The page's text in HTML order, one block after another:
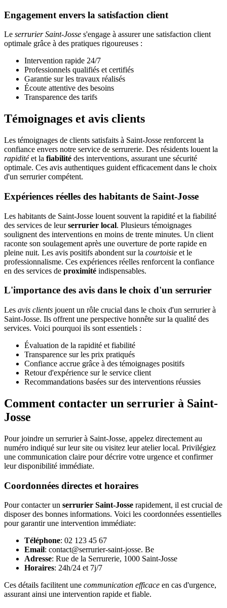
Engagement envers la satisfaction client
Le serrurier Saint-Josse s'engage à assurer une satisfaction client
optimale grâce à des pratiques rigoureuses :
Intervention rapide 24/7
Professionnels qualifiés et certifiés
Garantie sur les travaux réalisés
Écoute attentive des besoins
Transparence des tarifs
Témoignages et avis clients
Les témoignages de clients satisfaits à Saint-Josse renforcent la
confiance envers notre service de serrurerie. Des résidents louent la
rapiditéet la fiabilité des interventions, assurant une sécurité
optimale. Ces avis authentiques guident efficacement dans le choix
d'un serrurier compétent.
Expériences réelles des habitants de Saint-Josse
Les habitants de Saint-Josse louent souvent la rapidité et la fiabilité
des services de leurserrurier local. Plusieurs témoignages
soulignent des interventions en moins de trente minutes. Un client
raconte son soulagement après une ouverture de porte rapide en
pleine nuit. Les avis positifs abondent sur la courtoisie et le
professionnalisme. Ces expériences réelles renforcent la confiance
en des services de proximité indispensables.
L'importance des avis dans le choix d'un serrurier
Les avis clients jouent un rôle crucial dans le choix d'un serrurier à
Saint-Josse. Ils offrent une perspective honnête sur la qualité des
services. Voici pourquoi ils sont essentiels :
Évaluation de la rapidité et fiabilité
Transparence sur les prix pratiqués
Confiance accrue grâce à des témoignages positifs
Retour d'expérience sur le service client
Recommandations basées sur des interventions réussies
Comment contacter un serrurier à Saint-
Josse
Pour joindre un serrurier à Saint-Josse, appelez directement au
numéro indiqué sur leur site ou visitez leur atelier local. Privilégiez
une communication claire pour décrire votre urgence et confirmer
leur disponibilité immédiate.
Coordonnées directes et horaires
Pour contacter un serrurier Saint-Josse rapidement, il est crucial de
disposer des bonnes informations. Voici les coordonnées essentielles
pour garantir une intervention immédiate:
Téléphone: 02 123 45 67
Email: contact@serrurier-saint-josse. Be
Adresse: Rue de la Serrurerie, 1000 Saint-Josse
Horaires: 24h/24 et 7j/7
Ces détails facilitent une communication efficace en cas d'urgence,
assurant ainsi une intervention rapide et fiable.